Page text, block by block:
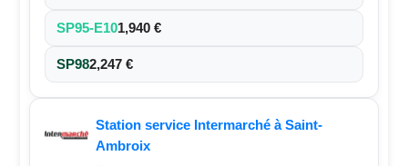
SP95-E101,940 €
SP982,247 €
Station service Intermarché à Saint-
Ambroix